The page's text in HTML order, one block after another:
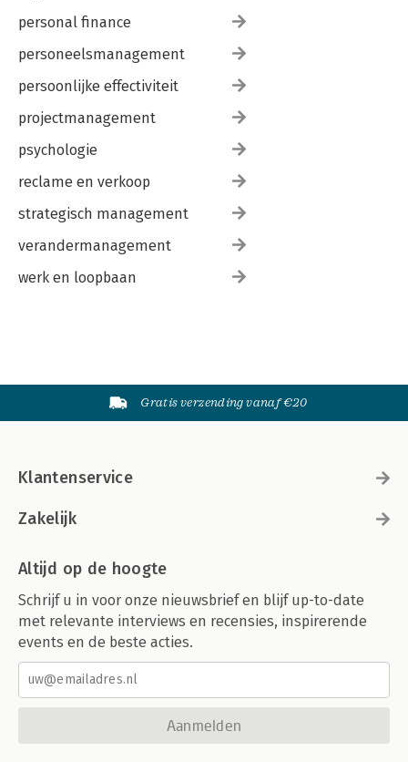
personal finance
personeelsmanagement
persoonlijke effectiviteit
projectmanagement
psychologie
reclame en verkoop
strategisch management
verandermanagement
werk en loopbaan
Gratis verzending vanaf €20
Klantenservice
Zakelijk
Altijd op de hoogte
Schrijf u in voor onze nieuwsbrief en blijf up-to-date
met relevante interviews en recensies, inspirerende
events en de beste acties.
Aanmelden